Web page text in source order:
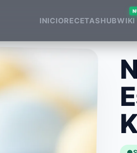
INICIORECETASHUBWIKI